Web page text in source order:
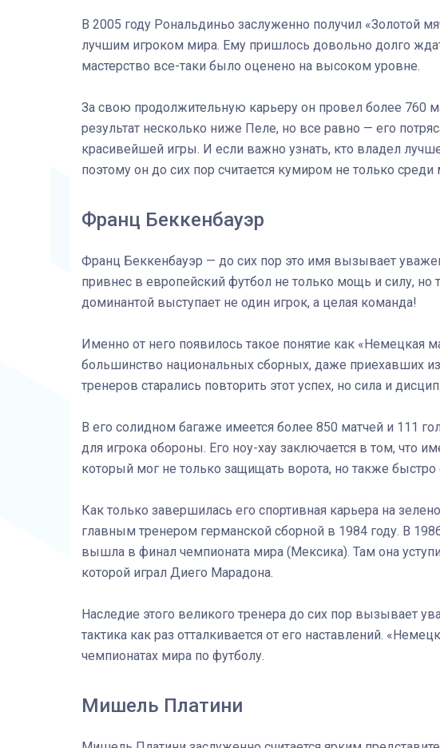
В 2005 году Рональдиньо заслуженно получил «Золотой
лучшим игроком мира. Ему пришлось довольно долго
мастерство все-таки было оценено на высоком уровне.
За свою продолжительную карьеру он провел более 760
результат несколько ниже Пеле, но все равно — его
красивейшей игры. И если важно узнать, кто владел
поэтому он до сих пор считается кумиром не только
Франц Беккенбауэр
Франц Беккенбауэр — до сих пор это имя вызывает
привнес в европейский футбол не только мощь и силу, но
доминантой выступает не один игрок, а целая команда!
Именно от него появилось такое понятие как «Немецкая
большинство национальных сборных, даже приехавших
тренеров старались повторить этот успех, но сила и
В его солидном багаже имеется более 850 матчей и 111
для игрока обороны. Его ноу-хау заключается в том, что
который мог не только защищать ворота, но также
Как только завершилась его спортивная карьера на
главным тренером германской сборной в 1984 году. В
вышла в финал чемпионата мира (Мексика). Там она
которой играл Диего Марадона.
Наследие этого великого тренера до сих пор вызывает
тактика как раз отталкивается от его наставлений.
чемпионатах мира по футболу.
Мишель Платини